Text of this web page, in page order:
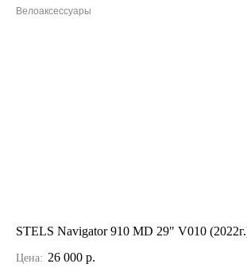
Велоаксессуары
STELS Navigator 910 MD 29" V010
Цена: 26 000 р.